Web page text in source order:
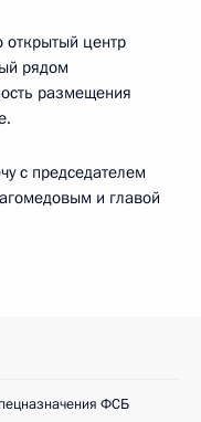
открытый центр
рядом
размещения
с председателем
и главой
ФСБ